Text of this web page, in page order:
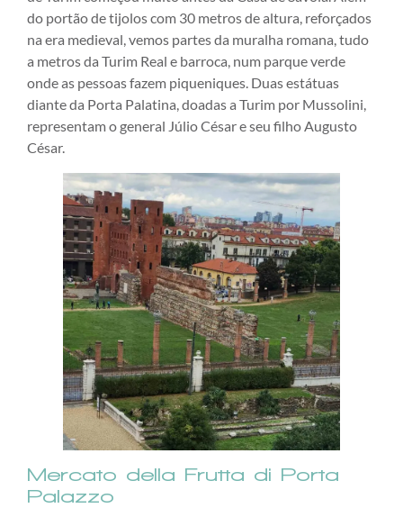
do portão de tijolos com 30 metros de altura, reforçados
na era medieval, vemos partes da muralha romana, tudo
a metros da Turim Real e barroca, num parque verde
onde as pessoas fazem piqueniques. Duas estátuas
diante da Porta Palatina, doadas a Turim por Mussolini,
representam o general Júlio César e seu filho Augusto
César.
Mercato della Frutta di Porta
Palazzo